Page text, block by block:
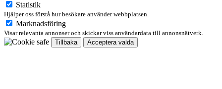
Statistik
Hjälper oss förstå hur besökare använder webbplatsen.
Marknadsföring
Visar relevanta annonser och skickar viss användardata till annonsnätverk.
Tillbaka
Acceptera valda